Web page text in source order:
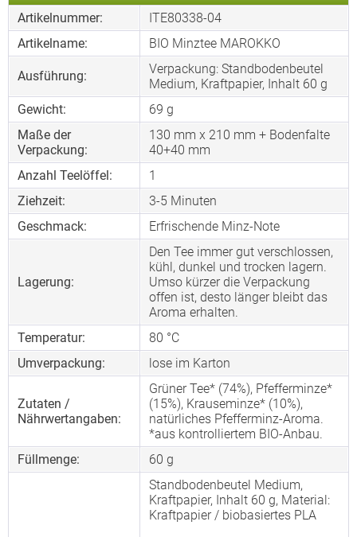
Artikelnummer:
ITE80338-04
Artikelname:
BIO Minztee MAROKKO
Ausführung:
Verpackung: Standbodenbeutel
Medium, Kraftpapier, Inhalt 60 g
Gewicht:
69 g
Maße der
Verpackung:
130 mm x 210 mm + Bodenfalte
40+40 mm
Anzahl Teelöffel:
1
Ziehzeit:
3-5 Minuten
Geschmack:
Erfrischende Minz-Note
Lagerung:
Den Tee immer gut verschlossen,
kühl, dunkel und trocken lagern.
Umso kürzer die Verpackung
offen ist, desto länger bleibt das
Aroma erhalten.
Temperatur:
80 °C
Umverpackung:
lose im Karton
Zutaten /
Nährwertangaben:
Grüner Tee* (74%), Pfefferminze*
(15%), Krauseminze* (10%),
natürliches Pfefferminz-Aroma.
*aus kontrolliertem BIO-Anbau.
Füllmenge:
60 g
Standbodenbeutel Medium,
Kraftpapier, Inhalt 60 g, Material:
Kraftpapier / biobasiertes PLA